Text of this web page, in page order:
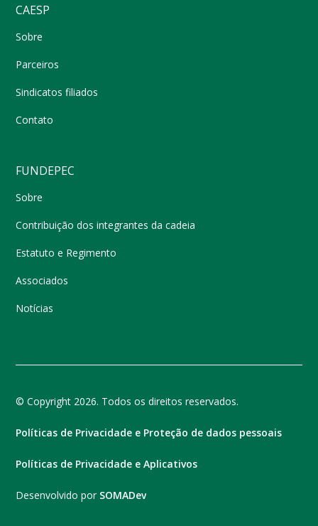
CAESP
Sobre
Parceiros
Sindicatos filiados
Contato
FUNDEPEC
Sobre
Contribuição dos integrantes da cadeia
Estatuto e Regimento
Associados
Notícias
© Copyright 2026. Todos os direitos reservados.
Políticas de Privacidade e Proteção de dados pessoais
Políticas de Privacidade e Aplicativos
Desenvolvido por SOMADev